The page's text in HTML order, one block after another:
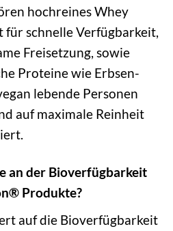
hochreines Whey
für schnelle Verfügbarkeit,
Freisetzung, sowie
Proteine wie Erbsen-
lebende Personen
auf maximale Reinheit
an der Bioverfügbarkeit
Produkte?
auf die Bioverfügbarkeit